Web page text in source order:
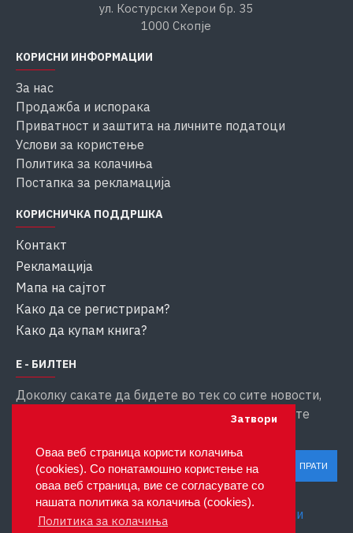
Оваа веб страница користи колачиња
(cookies). Со понатамошно користење на
оваа веб страница, вие се согласувате со
нашата политика за колачиња (cookies).
Политика за колачиња
Затвори
ул. Костурски Херои бр. 35
1000 Скопје
КОРИСНИ ИНФОРМАЦИИ
За нас
Продажба и испорака
Приватност и заштита на личните податоци
Услови за користење
Политика за колачиња
Постапка за рекламација
КОРИСНИЧКА ПОДДРШКА
Контакт
Рекламација
Мапа на сајтот
Како да се регистрирам?
Како да купам книга?
Е - БИЛТЕН
Доколку сакате да бидете во тек со сите новости,
внесете ја вашата емаил адреса за да добивате
ПРАТИ
Ги прочитав и се согласувам со
Приватност и заштита на личните податоци